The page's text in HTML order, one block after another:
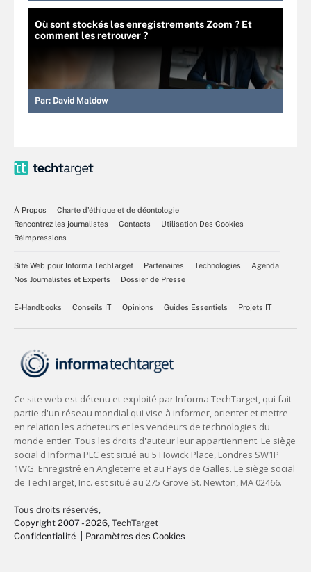
Où sont stockés les enregistrements Zoom ? Et
comment les retrouver ?
Par: David Maldow
À Propos
Charte d’éthique et de déontologie
Rencontrez les journalistes
Contacts
Utilisation Des Cookies
Réimpressions
Site Web pour Informa TechTarget Partenaires Technologies
Agenda
Nos Journalistes et Experts
Dossier de Presse
E-Handbooks Conseils IT Opinions Guides Essentiels Projets IT
Tous droits réservés,
Copyright 2007 - 2026, TechTarget
Confidentialité
Paramètres des Cookies